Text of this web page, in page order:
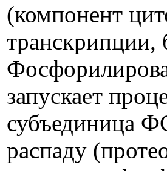
(компонент
транскрипции,
запускает
субъединица
распаду